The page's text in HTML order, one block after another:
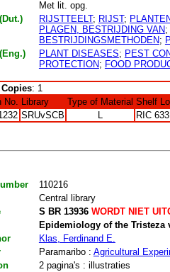
Met lit. opg.
RIJSTTEELT; RIJST;
PLAGEN, BESTRIJDING VAN;
BESTRIJDINGSMETHODEN;
PLANT DISEASES; PEST
PROTECTION; FOOD
: 1
No. Library Type of Material Shelf
SRUvSCB L RIC
110216
Central library
S BR 13936WORDT NIET
Epidemiology of the
Klas, Ferdinand E.
Paramaribo : Agricultural
2 pagina's : illustraties